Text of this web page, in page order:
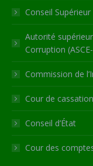
Conseil
Autorité
Corruption
Commission de
Cour de cassation
Conseil d’État
Cour des